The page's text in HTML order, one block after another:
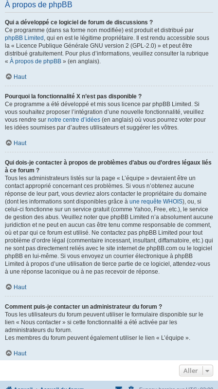
À propos de phpBB
Qui a développé ce logiciel de forum de discussions ?
Ce programme (dans sa forme non modifiée) est produit et distribué par
phpBB Limited , qui en est le légitime propriétaire. Il est rendu accessible sous
la « Licence Publique Générale GNU version 2 (GPL-2.0) » et peut être
distribué gratuitement. Pour plus d’informations, veuillez consulter la rubrique
« À propos de phpBB » (en anglais).
Haut
Pourquoi la fonctionnalité X n’est pas disponible ?
Ce programme a été développé et mis sous licence par phpBB Limited. Si
vous souhaitez proposer l’intégration d’une nouvelle fonctionnalité, veuillez
vous rendre sur notre centre d’idées (en anglais) où vous pourrez voter pour
les idées soumises par d’autres utilisateurs et suggérer les vôtres.
Haut
Qui dois-je contacter à propos de problèmes d’abus ou d’ordres légaux liés
à ce forum ?
Tous les administrateurs listés sur la page « L’équipe » devraient être un
contact approprié concernant ces problèmes. Si vous n’obtenez aucune
réponse de leur part, vous devriez alors contacter le propriétaire du domaine
(dont les informations sont disponibles grâce à une requête WHOIS), ou, si
celui-ci fonctionne sur un service gratuit (comme Yahoo, Free, etc.), le service
de gestion des abus. Veuillez noter que phpBB Limited n’a absolument aucune
juridiction et ne peut en aucun cas être tenu comme responsable de comment,
où et par qui ce forum est utilisé. Ne contactez pas phpBB Limited pour tout
problème d’ordre légal (commentaire incessant, insultant, diffamatoire, etc.) qui
ne sont pas directement reliés avec le site internet de phpBB.com ou le logiciel
phpBB en lui-même. Si vous envoyez un courrier électronique à phpBB
Limited à propos d’une utilisation de tierce partie de ce logiciel, attendez-vous
à une réponse laconique ou à ne pas recevoir de réponse.
Haut
Comment puis-je contacter un administrateur du forum ?
Tous les utilisateurs du forum peuvent utiliser le formulaire disponible sur le
lien « Nous contacter » si cette fonctionnalité a été activée par les
administrateurs du forum.
Les membres du forum peuvent également utiliser le lien « L’équipe ».
Haut
Aller